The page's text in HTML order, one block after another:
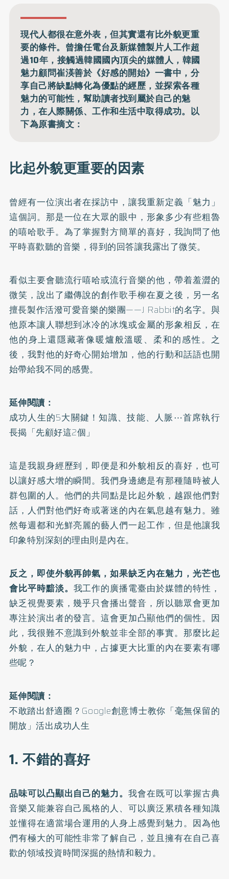
現代人都很在意外表，但其實還有比外貌更重
要的條件。曾擔任電台及新媒體製片人工作超
過10年，接觸過韓國國內頂尖的媒體人，韓國
魅力顧問崔渶善於《好感的開始》一書中，分
享自己將缺點轉化為優點的經歷，並探索各種
魅力的可能性，幫助讀者找到屬於自己的魅
力，在人際關係、工作和生活中取得成功。以
下為原書摘文：
比起外貌更重要的因素
曾經有一位演出者在採訪中，讓我重新定義「魅力」
這個詞。那是一位在大眾的眼中，形象多少有些粗魯
的嘻哈歌手。為了掌握對方簡單的喜好，我詢問了他
平時喜歡聽的音樂，得到的回答讓我露出了微笑。
看似主要會聽流行嘻哈或流行音樂的他，帶着羞澀的
微笑，說出了繼傳說的創作歌手柳在夏之後，另一名
擅長製作活潑可愛音樂的樂團——J Rabbit的名字。與
他原本讓人聯想到冰冷的冰塊或金屬的形象相反，在
他的身上還隱藏著像暖爐般溫暖、柔和的感性。之
後，我對他的好奇心開始增加，他的行動和話語也開
始帶給我不同的感覺。
延伸閱讀：
成功人生的5大關鍵！知識、技能、人脈⋯首席執行
長揭「先顧好這2個」
這是我親身經歷到，即便是和外貌相反的喜好，也可
以讓好感大增的瞬間。我們身邊總是有那種隨時被人
群包圍的人。他們的共同點是比起外貌，越跟他們對
話，人們對他們好奇或著迷的內在氣息越有魅力。雖
然每週都和光鮮亮麗的藝人們一起工作，但是他讓我
印象特別深刻的理由則是內在。
反之，即使外貌再帥氣，如果缺乏內在魅力，光芒也
會比平時黯淡。 我工作的廣播電臺由於媒體的特性，
缺乏視覺要素，幾乎只會播出聲音，所以聽眾會更加
專注於演出者的發言。這會更加凸顯他們的個性。因
此，我很難不意識到外貌並非全部的事實。那麼比起
外貌，在人的魅力中，占據更大比重的內在要素有哪
些呢？
延伸閱讀：
不敢踏出舒適圈？Google創意博士教你「毫無保留的
開放」活出成功人生
1. 不錯的喜好
品味可以凸顯出自己的魅力。我會在既可以掌握古典
音樂又能兼容自己風格的人、可以廣泛累積各種知識
並懂得在適當場合運用的人身上感覺到魅力。因為他
們有極大的可能性非常了解自己，並且擁有在自己喜
歡的領域投資時間深掘的熱情和毅力。